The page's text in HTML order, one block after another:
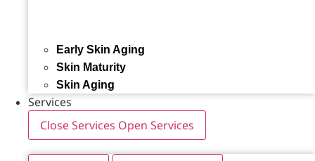
Early Skin Aging
Skin Maturity
Skin Aging
Services
Close Services Open Services